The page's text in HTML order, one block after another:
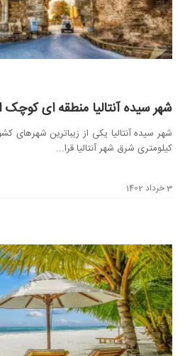
شهر سیده آنتالیا منطقه ای کوچک
کیلومتری شرق شهر آنتالیا قرا...
3 خرداد 1402